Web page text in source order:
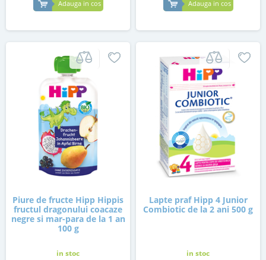
Adauga in cos Adauga in cos
Piure de fructe Hipp Hippis
fructul dragonului coacaze
negre si mar-para de la 1 an
100 g
in stoc
Lapte praf Hipp 4 Junior
Combiotic de la 2 ani 500 g
in stoc